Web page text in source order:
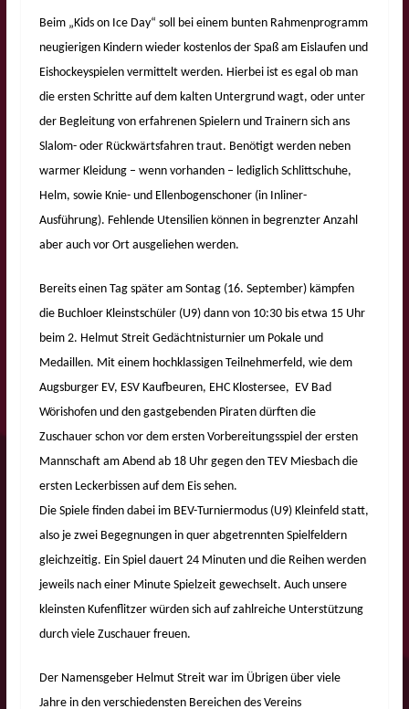
Beim „Kids on Ice Day“ soll bei einem bunten Rahmenprogramm
neugierigen Kindern wieder kostenlos der Spaß am Eislaufen und
Eishockeyspielen vermittelt werden. Hierbei ist es egal ob man
die ersten Schritte auf dem kalten Untergrund wagt, oder unter
der Begleitung von erfahrenen Spielern und Trainern sich ans
Slalom- oder Rückwärtsfahren traut. Benötigt werden neben
warmer Kleidung – wenn vorhanden – lediglich Schlittschuhe,
Helm, sowie Knie- und Ellenbogenschoner (in Inliner-
Ausführung). Fehlende Utensilien können in begrenzter Anzahl
aber auch vor Ort ausgeliehen werden.
Bereits einen Tag später am Sontag (16. September) kämpfen
die Buchloer Kleinstschüler (U9) dann von 10:30 bis etwa 15 Uhr
beim 2. Helmut Streit Gedächtnisturnier um Pokale und
Medaillen. Mit einem hochklassigen Teilnehmerfeld, wie dem
Augsburger EV, ESV Kaufbeuren, EHC Klostersee, EV Bad
Wörishofen und den gastgebenden Piraten dürften die
Zuschauer schon vor dem ersten Vorbereitungsspiel der ersten
Mannschaft am Abend ab 18 Uhr gegen den TEV Miesbach die
ersten Leckerbissen auf dem Eis sehen.
Die Spiele finden dabei im BEV-Turniermodus (U9) Kleinfeld statt,
also je zwei Begegnungen in quer abgetrennten Spielfeldern
gleichzeitig. Ein Spiel dauert 24 Minuten und die Reihen werden
jeweils nach einer Minute Spielzeit gewechselt. Auch unsere
kleinsten Kufenflitzer würden sich auf zahlreiche Unterstützung
durch viele Zuschauer freuen.
Der Namensgeber Helmut Streit war im Übrigen über viele
Jahre in den verschiedensten Bereichen des Vereins